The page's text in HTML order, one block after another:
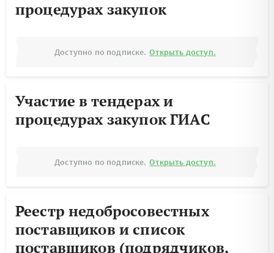
процедурах закупок
Доступно по подписке. Открыть доступ.
Участие в тендерах и
процедурах закупок ГИАС
Доступно по подписке. Открыть доступ.
Реестр недобросовестных
поставщиков и список
поставщиков (подрядчиков,